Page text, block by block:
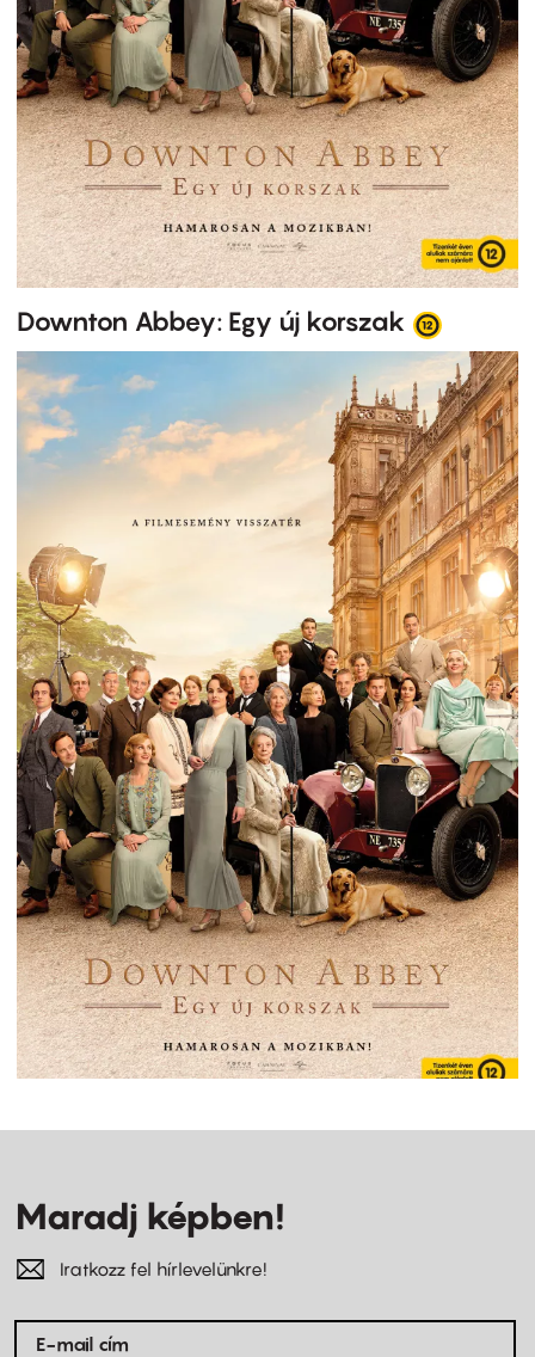
Downton Abbey: Egy új korszak
Maradj képben!
Iratkozz fel hírlevelünkre!